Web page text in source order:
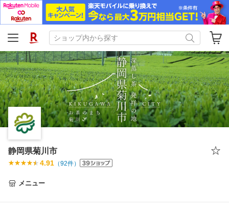
静岡県菊川市
4.91 （92件）
メニュー